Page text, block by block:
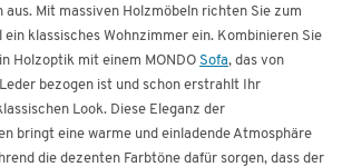
aus. Mit massiven Holzmöbeln richten Sie zum
ein klassisches Wohnzimmer ein. Kombinieren Sie
Holzoptik mit einem MONDO Sofa, das von
bezogen ist und schon erstrahlt Ihr
Look. Diese Eleganz der
bringt eine warme und einladende Atmosphäre
die dezenten Farbtöne dafür sorgen, dass der